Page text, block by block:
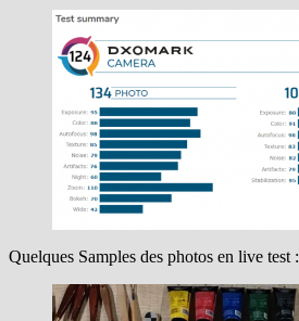
Quelques Samples des photos en live test :